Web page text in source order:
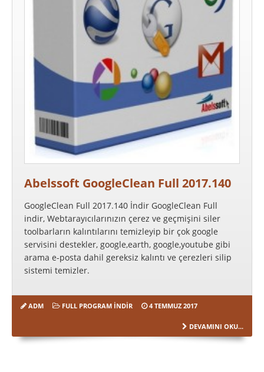
Abelssoft GoogleClean Full 2017.140
GoogleClean Full 2017.140 İndir GoogleClean Full
indir, Webtarayıcılarınızın çerez ve geçmişini siler
toolbarların kalıntılarını temizleyip bir çok google
servisini destekler, google,earth, google,youtube gibi
arama e-posta dahil gereksiz kalıntı ve çerezleri silip
sistemi temizler.
ADM FULL PROGRAM INDIR 4 TEMMUZ 2017
DEVAMINI OKU...